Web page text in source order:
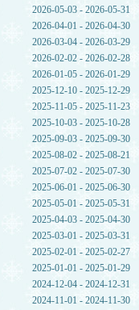
2026-05-03 - 2026-05-31
2026-04-01 - 2026-04-30
2026-03-04 - 2026-03-29
2026-02-02 - 2026-02-28
2026-01-05 - 2026-01-29
2025-12-10 - 2025-12-29
2025-11-05 - 2025-11-23
2025-10-03 - 2025-10-28
2025-09-03 - 2025-09-30
2025-08-02 - 2025-08-21
2025-07-02 - 2025-07-30
2025-06-01 - 2025-06-30
2025-05-01 - 2025-05-31
2025-04-03 - 2025-04-30
2025-03-01 - 2025-03-31
2025-02-01 - 2025-02-27
2025-01-01 - 2025-01-29
2024-12-04 - 2024-12-31
2024-11-01 - 2024-11-30